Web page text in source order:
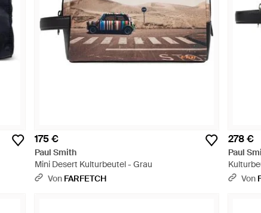
175 €
Paul Smith
Mini Desert Kulturbeutel - Grau
Von FARFETCH
278 €
Paul
Von